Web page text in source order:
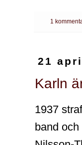
1
21
Karln
1937
band